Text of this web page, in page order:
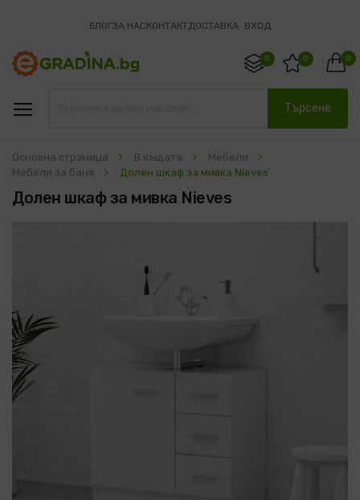
БЛОГЗА НАСКОНТАКТДОСТАВКА ВХОД
0
0 0
Търсене
Основна страница В къщата
Мебели
Мебели за баня
Долен шкаф за мивка Nieves
Долен шкаф за мивка Nieves